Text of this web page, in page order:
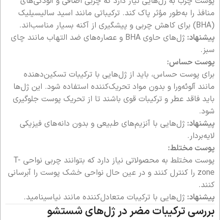
منافذ را به‌طور مؤثر پاک کند. ترکیباتی مانند اسید سالیسیلیک
(BHA) برای کاهش چربی و پیشگیری از آکنه بسیار مناسب‌اند.
پیشنهاد:
ژل‌های حاوی BHA و عصاره‌های ضد التهاب مانند چای
سبز.
پوست حساس:
برای پوست حساس، باید از ژل‌هایی با ترکیبات تسکین‌دهنده
مانند آلوئه‌ورا و بدون مواد تحریک‌کننده استفاده شود. این ژل‌ها
باید فاقد عطر و ترکیبات قوی باشند تا از تحریک پوست جلوگیری
شود.
پیشنهاد: ژل‌هایی با آنزیم‌های طبیعی و بدون دانه‌های فیزیکی
لایه‌بردار.
پوست مختلط:
پوست مختلط به محصولاتی نیاز دارد که بتوانند چربی نواحی T-
zone را کنترل کنند و در عین حال نواحی خشک پوست را آبرسانی
کنند.
پیشنهاد: ژل‌هایی با ترکیبات متعادل‌کننده مانند نیاسینامید.
بررسی ترکیبات مضر در ژل‌های شستشو